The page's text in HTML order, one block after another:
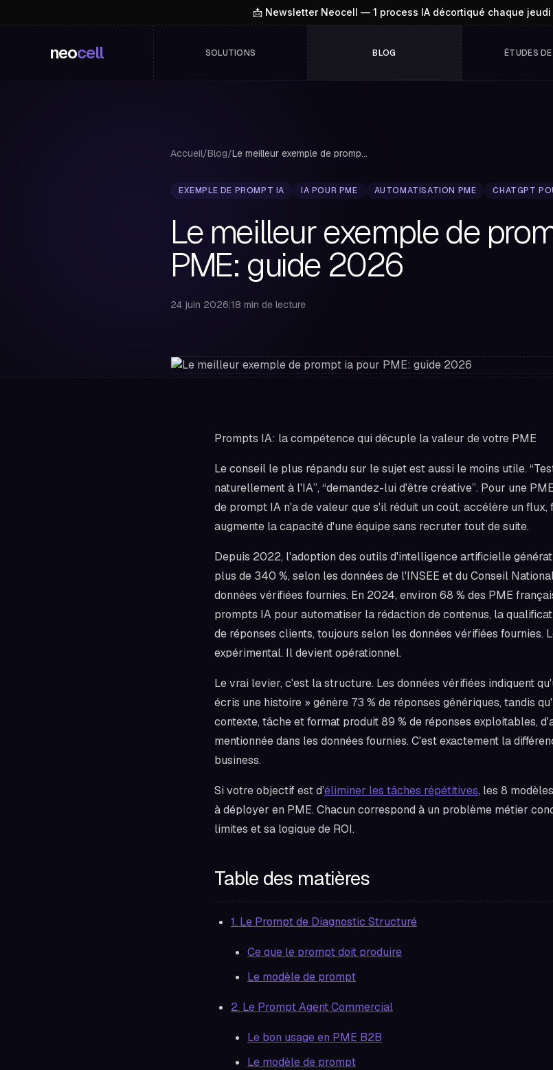
📩 Newsletter Neocell — 1 process IA décortiqué chaque
neocell SOLUTIONS BLOG ÉTUDES
Accueil/Blog/ Le meilleur exemple de prompt ia pour PME: guid...
EXEMPLE DE PROMPT IA IA POUR PME AUTOMATISATION PME CHATGPT
Le meilleur exemple de
PME: guide 2026
24 juin 2026|18 min de lecture
Prompts IA: la compétence qui décuple la valeur de votre PME
Le conseil le plus répandu sur le sujet est aussi le moins utile.
naturellement à l'IA”, “demandez-lui d'être créative”. Pour une
de prompt IA n'a de valeur que s'il réduit un coût, accélère un flux,
augmente la capacité d'une équipe sans recruter tout de suite.
Depuis 2022, l'adoption des outils d'intelligence artificielle
plus de 340 %, selon les données de l'INSEE et du Conseil
données vérifiées fournies. En 2024, environ 68 % des PME
prompts IA pour automatiser la rédaction de contenus, la
de réponses clients, toujours selon les données vérifiées fournies.
expérimental. Il devient opérationnel.
Le vrai levier, c'est la structure. Les données vérifiées indiquent
écris une histoire » génère 73 % de réponses génériques, tandis
contexte, tâche et format produit 89 % de réponses exploitables,
mentionnée dans les données fournies. C'est exactement la
business.
Si votre objectif est d’éliminer les tâches répétitives, les 8
à déployer en PME. Chacun correspond à un problème métier
limites et sa logique de ROI.
Table des matières
1. Le Prompt de Diagnostic Structuré
Ce que le prompt doit produire
Le modèle de prompt
2. Le Prompt Agent Commercial
Le bon usage en PME B2B
Le modèle de prompt